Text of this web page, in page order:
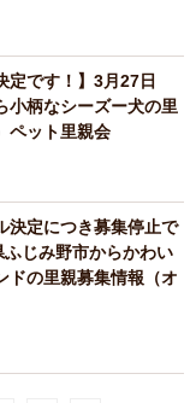
定です！】3月27日
小柄なシーズー犬の里
ペット里親会
決定につき募集停止で
じみ野市からかわい
ドの里親募集情報（オ